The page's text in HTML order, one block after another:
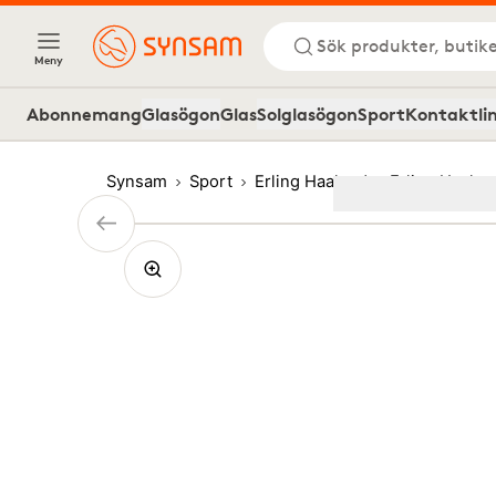
Meny
Sök produkter,
AbonnemangGlasögonGlasSolglasögonSport
Synsam Sport Erling Haaland Erling